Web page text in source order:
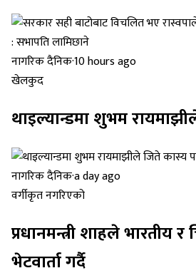
नागरिक दैनिक·10 hours ago
खेलकुद
थाइल्यान्डमा शुभम
नागरिक दैनिक·a day ago
वर्गीकृत नगरिएको
प्रधानमन्त्री शाहले भारतीय
भेटवार्ता गर्दै